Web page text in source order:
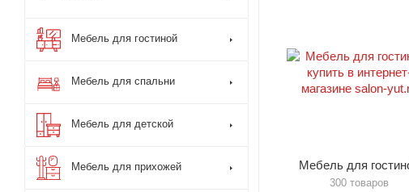
Мебель для
300 товаров
Мебель для гостиной
Мебель для спальни
Мебель для детской
Мебель для прихожей